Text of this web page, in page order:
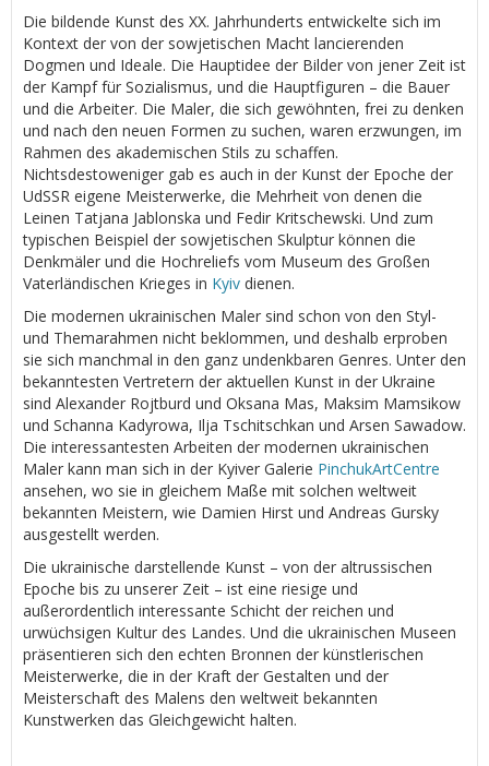
Die bildende Kunst des XX. Jahrhunderts entwickelte sich im
Kontext der von der sowjetischen Macht lancierenden
Dogmen und Ideale. Die Hauptidee der Bilder von jener Zeit ist
der Kampf für Sozialismus, und die Hauptfiguren – die Bauer
und die Arbeiter. Die Maler, die sich gewöhnten, frei zu denken
und nach den neuen Formen zu suchen, waren erzwungen, im
Rahmen des akademischen Stils zu schaffen.
Nichtsdestoweniger gab es auch in der Kunst der Epoche der
UdSSR eigene Meisterwerke, die Mehrheit von denen die
Leinen Tatjana Jablonska und Fedir Kritschewski. Und zum
typischen Beispiel der sowjetischen Skulptur können die
Denkmäler und die Hochreliefs vom Museum des Großen
Vaterländischen Krieges in Kyiv dienen.
Die modernen ukrainischen Maler sind schon von den Styl-
und Themarahmen nicht beklommen, und deshalb erproben
sie sich manchmal in den ganz undenkbaren Genres. Unter den
bekanntesten Vertretern der aktuellen Kunst in der Ukraine
sind Alexander Rojtburd und Oksana Mas, Maksim Mamsikow
und Schanna Kadyrowa, Ilja Tschitschkan und Arsen Sawadow.
Die interessantesten Arbeiten der modernen ukrainischen
Maler kann man sich in der Kyiver Galerie PinchukArtCentre
ansehen, wo sie in gleichem Maße mit solchen weltweit
bekannten Meistern, wie Damien Hirst und Andreas Gursky
ausgestellt werden.
Die ukrainische darstellende Kunst – von der altrussischen
Epoche bis zu unserer Zeit – ist eine riesige und
außerordentlich interessante Schicht der reichen und
urwüchsigen Kultur des Landes. Und die ukrainischen Museen
präsentieren sich den echten Bronnen der künstlerischen
Meisterwerke, die in der Kraft der Gestalten und der
Meisterschaft des Malens den weltweit bekannten
Kunstwerken das Gleichgewicht halten.